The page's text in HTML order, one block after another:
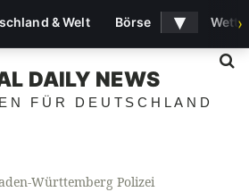
DAILY NEWS
FÜR DEUTSCHLAND
Württemberg Polizei
& Welt Börse ▾ ›